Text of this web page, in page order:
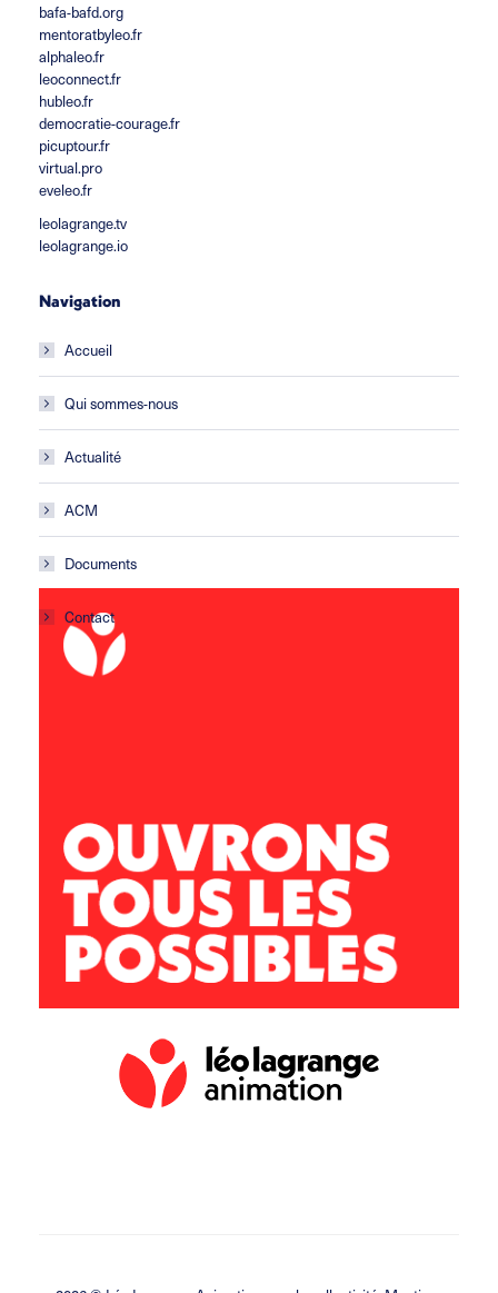
bafa-bafd.org
mentoratbyleo.fr
alphaleo.fr
leoconnect.fr
hubleo.fr
democratie-courage.fr
picuptour.fr
virtual.pro
eveleo.fr
leolagrange.tv
leolagrange.io
Navigation
Accueil
Qui sommes-nous
Actualité
ACM
Documents
Contact
04 68 41 43 04 / 06 73 84 52 18